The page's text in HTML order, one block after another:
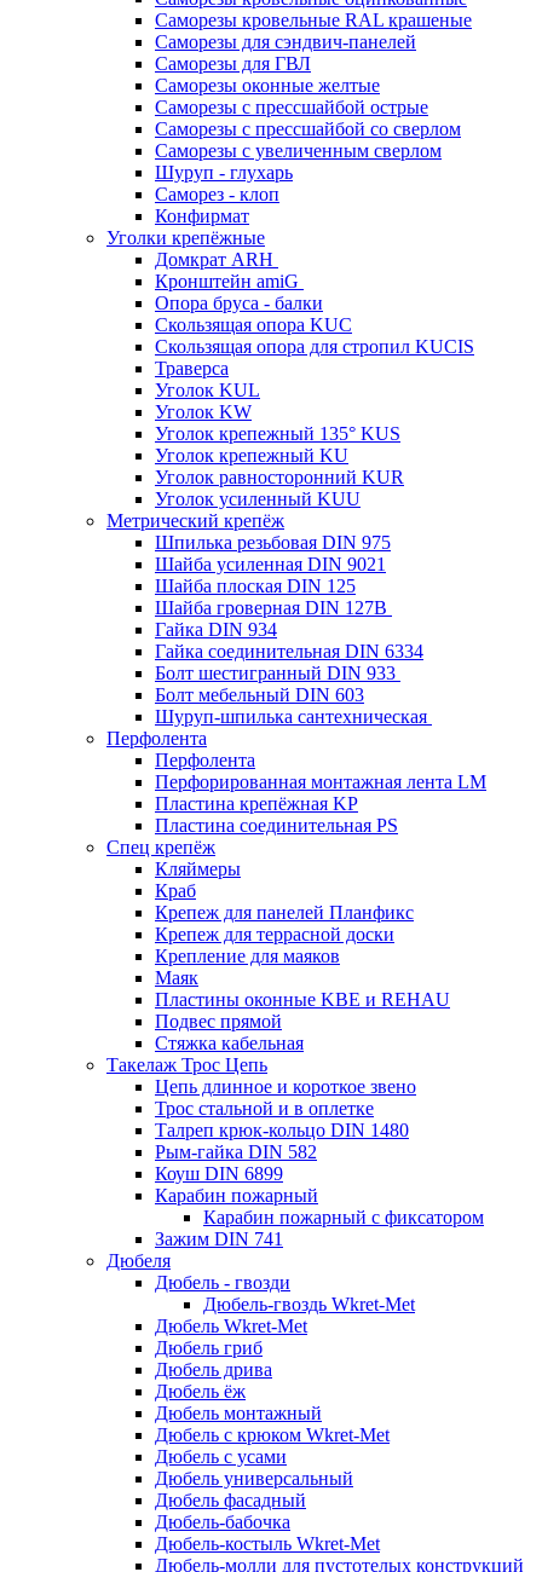
Саморезы кровельные RAL крашеные
Саморезы для сэндвич-панелей
Саморезы для ГВЛ
Саморезы оконные желтые
Саморезы с прессшайбой острые
Саморезы с прессшайбой со сверлом
Саморезы с увеличенным сверлом
Шуруп - глухарь
Саморез - клоп
Конфирмат
Уголки крепёжные
Домкрат ARH
Кронштейн amiG
Опора бруса - балки
Скользящая опора KUC
Скользящая опора для стропил KUCIS
Траверса
Уголок KUL
Уголок KW
Уголок крепежный 135° KUS
Уголок крепежный KU
Уголок равносторонний KUR
Уголок усиленный KUU
Метрический крепёж
Шпилька резьбовая DIN 975
Шайба усиленная DIN 9021
Шайба плоская DIN 125
Шайба гроверная DIN 127B
Гайка DIN 934
Гайка соединительная DIN 6334
Болт шестигранный DIN 933
Болт мебельный DIN 603
Шуруп-шпилька сантехническая
Перфолента
Перфолента
Перфорированная монтажная лента LM
Пластина крепёжная KP
Пластина соединительная PS
Спец крепёж
Кляймеры
Краб
Крепеж для панелей Планфикс
Крепеж для террасной доски
Крепление для маяков
Маяк
Пластины оконные KBE и REHAU
Подвес прямой
Стяжка кабельная
Такелаж Трос Цепь
Цепь длинное и короткое звено
Трос стальной и в оплетке
Талреп крюк-кольцо DIN 1480
Рым-гайка DIN 582
Коуш DIN 6899
Карабин пожарный
Карабин пожарный с фиксатором
Зажим DIN 741
Дюбеля
Дюбель - гвозди
Дюбель-гвоздь Wkret-Met
Дюбель Wkret-Met
Дюбель гриб
Дюбель дрива
Дюбель ёж
Дюбель монтажный
Дюбель с крюком Wkret-Met
Дюбель с усами
Дюбель универсальный
Дюбель фасадный
Дюбель-бабочка
Дюбель-костыль Wkret-Met
Дюбель-молли для пустотелых конструкций